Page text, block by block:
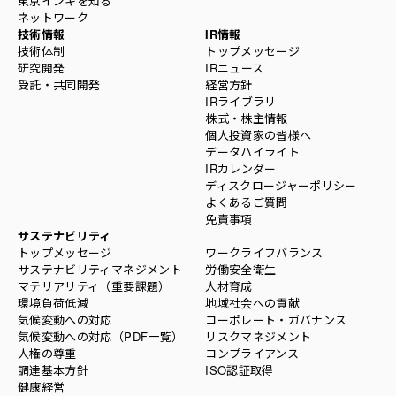
ネットワーク
技術情報
技術体制
研究開発
受託・共同開発
IR情報
トップメッセージ
IRニュース
経営方針
IRライブラリ
株式・株主情報
個人投資家の皆様へ
データハイライト
IRカレンダー
ディスクロージャーポリシー
よくあるご質問
免責事項
サステナビリティ
トップメッセージ
サステナビリティマネジメント
マテリアリティ（重要課題）
環境負荷低減
気候変動への対応
気候変動への対応（PDF一覧）
人権の尊重
調達基本方針
健康経営
ワークライフバランス
労働安全衛生
人材育成
地域社会への貢献
コーポレート・ガバナンス
リスクマネジメント
コンプライアンス
ISO認証取得